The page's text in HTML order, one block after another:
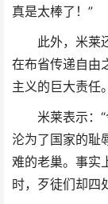
真是太棒了！”
此外，米莱
在布省传递自由
主义的巨大责任
米莱表示：
沦为了国家的耻
难的老巢。事实
时，歹徒们却四